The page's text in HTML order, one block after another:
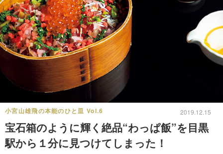
小宮山雄飛の本能のひと皿 Vol.6 2019.12.15
宝石箱のように輝く絶品“わっぱ飯”を目黒
駅から１分に見つけてしまった！